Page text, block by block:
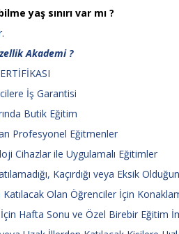
yaş sınırı var mı ?
Akademi ?
İş Garantisi
Butik Eğitim
Profesyonel Eğitmenler
Cihazlar ile Uygulamalı Eğitimler
Kaçırdığı veya Eksik
Katılacak Olan Öğrenciler İçin
Hafta Sonu ve Özel Birebir Eğitim